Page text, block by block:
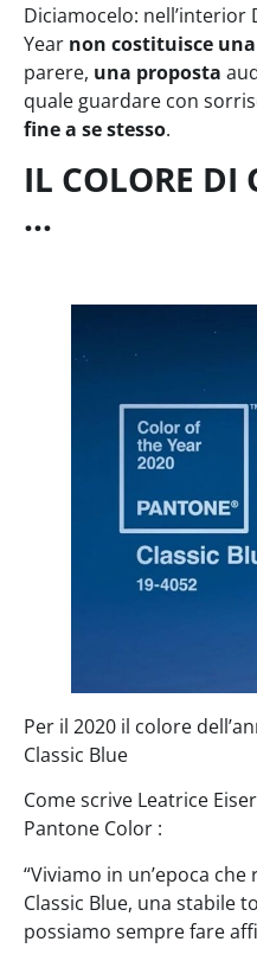
Diciamocelo: nell’interior
Year non costituisce
parere, una proposta
quale guardare con
fine a se stesso.
IL COLORE DI
…
Per il 2020 il colore
Classic Blue
Come scrive Leatrice
Pantone Color :
“Viviamo in un’epoca
Classic Blue, una stabile
possiamo sempre fare